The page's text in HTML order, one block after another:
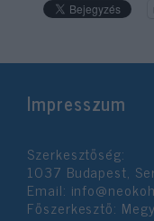
Impresszum
Szerkesztőség:
1037 Budapest,
Email:
Főszerkesztő: